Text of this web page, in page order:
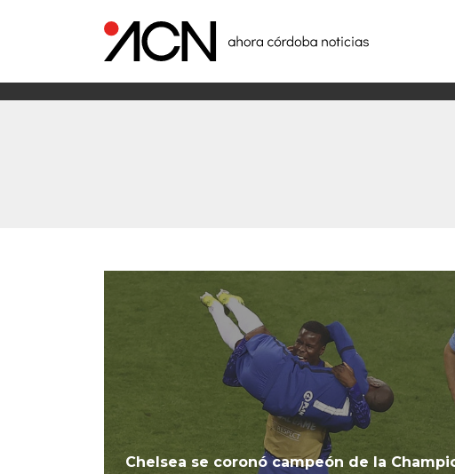
Chelsea se coronó campeón de la